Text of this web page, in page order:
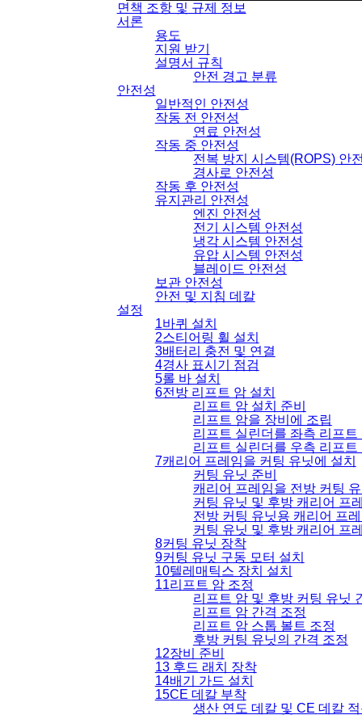
면책 조항 및 규제 정보
서론
용도
지원 받기
설명서 규칙
안전 경고 분류
안전성
일반적인 안전성
작동 전 안전성
연료 안전성
작동 중 안전성
전복 방지 시스템(ROPS) 안
경사로 안전성
작동 후 안전성
유지관리 안전성
엔진 안전성
전기 시스템 안전성
냉각 시스템 안전성
유압 시스템 안전성
블레이드 안전성
보관 안전성
안전 및 지침 데칼
설정
1바퀴 설치
2스티어링 휠 설치
3배터리 충전 및 연결
4경사 표시기 점검
5롤 바 설치
6전방 리프트 암 설치
리프트 암 설치 준비
리프트 암을 장비에 조립
리프트 실린더를 좌측 리프트
리프트 실린더를 우측 리프트
7캐리어 프레임을 커팅 유닛에 설치
커팅 유닛 준비
캐리어 프레임을 전방 커팅
커팅 유닛 및 후방 캐리어 프
전방 커팅 유닛용 캐리어 프
커팅 유닛 및 후방 캐리어 프
8커팅 유닛 장착
9커팅 유닛 구동 모터 설치
10텔레매틱스 장치 설치
11리프트 암 조정
리프트 암 및 후방 커팅 유닛
리프트 암 간격 조정
리프트 암 스톱 볼트 조정
후방 커팅 유닛의 간격 조정
12장비 준비
13후드 래치 장착
14배기 가드 설치
15CE 데칼 부착
생산 연도 데칼 및 CE 데칼